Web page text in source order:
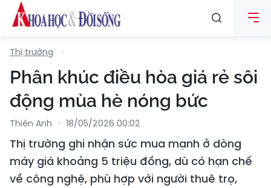
Thị trường
Phân khúc điều hòa giá rẻ sôi
động mùa hè nóng bức
Thiên Anh 18/05/2026 00:02
Thị trường ghi nhận sức mua mạnh ở dòng
máy giá khoảng 5 triệu đồng, dù có hạn chế
về công nghệ, phù hợp với người thuê trọ,